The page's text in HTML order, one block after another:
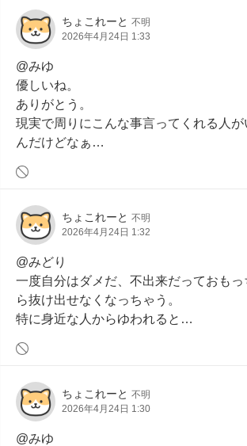
ちょこれーと 不明
2026年4月24日 1:33
@みゆ
優しいね。
ありがとう。
現実で周りにこんな事言ってくれる人が
んだけどなぁ…
ちょこれーと 不明
2026年4月24日 1:32
@みどり
一度自分はダメだ、不出来だっておも
ら抜け出せなくなっちゃう。
特に身近な人からゆわれると…
ちょこれーと 不明
2026年4月24日 1:30
@みゆ